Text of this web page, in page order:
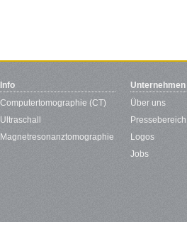
Info
Computertomographie (CT)
Ultraschall
Magnetresonanztomographie
Unternehmen
Über uns
Pressebereich
Logos
Jobs